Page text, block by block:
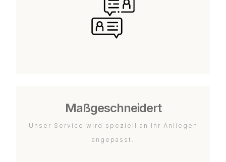
Maßgeschneidert
Unser Service wird speziell an Ihr Anliegen
angepasst.